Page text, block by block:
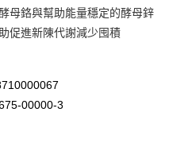
母鉻與幫助能量穩定的酵母鋅
促進新陳代謝減少囤積
00000-3